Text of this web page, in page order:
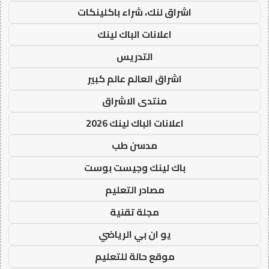
اشراق لنك، شراء باكلينكات
اعلانات الباك لينك
التدريس
اشراق العالم عالم كبير
منتدى الاشراق
اعلانات الباك لينك 2026
مدسن طب
باك لينك وجيست بوست
مصادر التعليم
مجلة تقنية
يو ان بي الرياضي
موقع حالة للتعليم